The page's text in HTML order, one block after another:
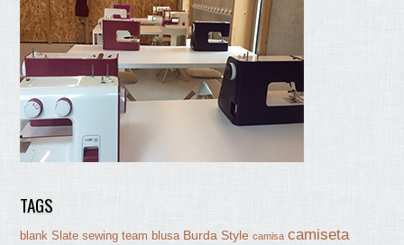
TAGS
blank Slate sewing team blusa Burda Style camisa camiseta